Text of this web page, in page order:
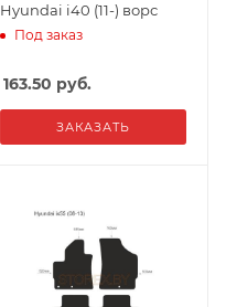
Hyundai i40 (11-) ворс
Под заказ
163.50 руб.
ЗАКАЗАТЬ